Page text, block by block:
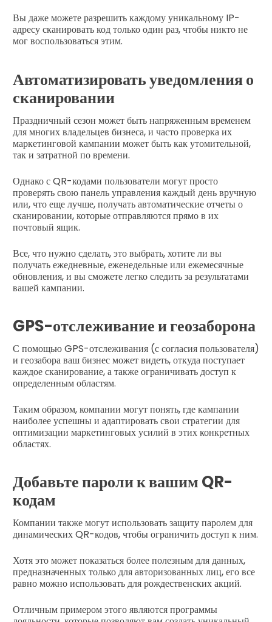
Вы даже можете разрешить каждому уникальному IP-
адресу сканировать код только один раз, чтобы никто не
мог воспользоваться этим.
Автоматизировать уведомления о
сканировании
Праздничный сезон может быть напряженным временем
для многих владельцев бизнеса, и часто проверка их
маркетинговой кампании может быть как утомительной,
так и затратной по времени.
Однако с QR-кодами пользователи могут просто
проверять свою панель управления каждый день вручную
или, что еще лучше, получать автоматические отчеты о
сканировании, которые отправляются прямо в их
почтовый ящик.
Все, что нужно сделать, это выбрать, хотите ли вы
получать ежедневные, еженедельные или ежемесячные
обновления, и вы сможете легко следить за результатами
вашей кампании.
GPS-отслеживание и геозаборона
С помощью GPS-отслеживания (с согласия пользователя)
и геозабора ваш бизнес может видеть, откуда поступает
каждое сканирование, а также ограничивать доступ к
определенным областям.
Таким образом, компании могут понять, где кампании
наиболее успешны и адаптировать свои стратегии для
оптимизации маркетинговых усилий в этих конкретных
областях.
Добавьте пароли к вашим QR-
кодам
Компании также могут использовать защиту паролем для
динамических QR-кодов, чтобы ограничить доступ к ним.
Хотя это может показаться более полезным для данных,
предназначенных только для авторизованных лиц, его все
равно можно использовать для рождественских акций.
Отличным примером этого являются программы